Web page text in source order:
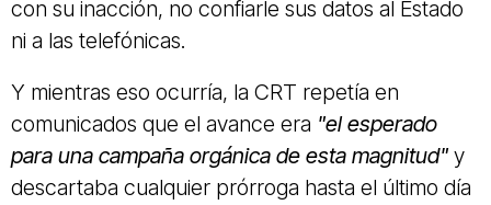
con su inacción, no confiarle sus datos al Estado
ni a las telefónicas.
Y mientras eso ocurría, la CRT repetía en
comunicados que el avance era "el esperado
para una campaña orgánica de esta magnitud" y
descartaba cualquier prórroga hasta el último día